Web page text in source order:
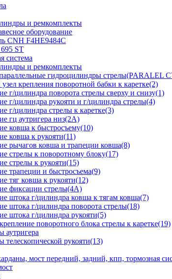
и ремкомплекты
оборудование
CNH F4HE9484C
ST
система
и ремкомплекты
параллельные гидроцилиндры стрелы(PARALEL
крепления поворотной бабки к каретке(2)
г/цилиндра поворота стрелы сверху и снизу(1)
г/цилиндра рукояти и г/цилиндра стрелы(4)
г/цилиндра стрелы к каретке(3)
гц аутригера низ(2А)
ковша к быстросъему(10)
ковша к рукояти(11)
рычагов ковша и трапеции ковша(8)
стрелы к поворотному блоку(17)
стрелы к рукояти(15)
трапеции и быстросъема(9)
тяг ковша к рукояти(12)
фиксации стрелы(4A)
штока г/цилиндра ковша к тягам ковша(7)
штока г/цилиндра поворота стрелы(18)
штока г/цилиндра рукояти(5)
поворотного блока стрелы к каретке(19)
аутригера
телескопической рукояти(13)
мост передний, задний, кпп, тормозная